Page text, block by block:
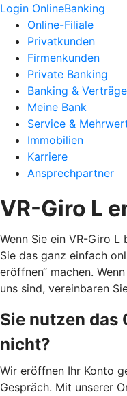
Login OnlineBanking
Online-Filiale
Privatkunden
Firmenkunden
Private Banking
Banking & Verträge
Meine Bank
Service &
Immobilien
Karriere
Ansprechpartner
VR-Giro L
Wenn Sie ein VR-Giro
Sie das ganz einfach
eröffnen“ machen.
uns sind, vereinbaren
Sie nutzen das
nicht?
Wir eröffnen Ihr Konto
Gespräch. Mit unserer